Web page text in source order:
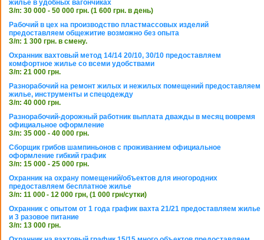
жилье в удобных вагончиках
З/п: 30 000 - 50 000 грн. (1 600 грн. в день)
Рабочий в цех на производство пластмассовых изделий
предоставляем общежитие возможно без опыта
З/п: 1 300 грн. в смену.
Охранник вахтовый метод 14/14 20/10, 30/10 предоставляем
комфортное жилье со всеми удобствами
З/п: 21 000 грн.
Разнорабочий на ремонт жилых и нежилых помещений предоставляем
жилье, инструменты и спецодежду
З/п: 40 000 грн.
Разнорабочий-дорожный работник выплата дважды в месяц вовремя
официальное оформление
З/п: 35 000 - 40 000 грн.
Сборщик грибов шампиньонов с проживанием официальное
оформление гибкий график
З/п: 15 000 - 25 000 грн.
Охранник на охрану помещений/объектов для иногородних
предоставляем бесплатное жилье
З/п: 11 000 - 12 000 грн, (1 000 грн/сутки)
Охранник с опытом от 1 года график вахта 21/21 предоставляем жилье
и 3 разовое питание
З/п: 13 000 грн.